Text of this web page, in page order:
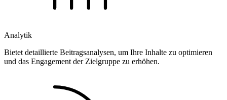
Analytik
Bietet detaillierte Beitragsanalysen, um Ihre Inhalte zu optimieren
und das Engagement der Zielgruppe zu erhöhen.